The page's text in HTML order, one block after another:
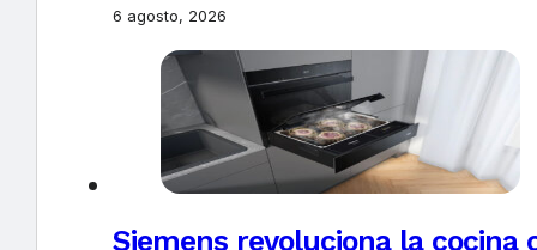
6 agosto, 2026
Siemens revoluciona la